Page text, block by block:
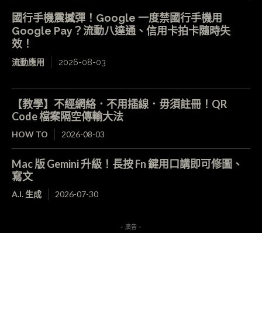
國行手機震撼彈！Google 一度禁國行手機用
Google Pay？流動八達通、信用卡拍卡隨時失
效！
流動應用 2026-08-03
【教學】不經網絡．不用插線．毋須註冊！QR
Code 檔案隔空傳輸大法
HOW TO 2026-08-03
Mac 版 Gemini 升級！長按 Fn 鍵用口講即可修圖、
寫文
A.I. 生成 2026-07-30
- 廣告 -